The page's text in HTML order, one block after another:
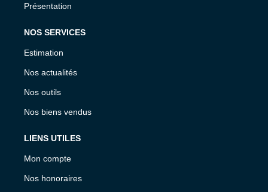
Présentation
NOS SERVICES
Estimation
Nos actualités
Nos outils
Nos biens vendus
LIENS UTILES
Mon compte
Nos honoraires